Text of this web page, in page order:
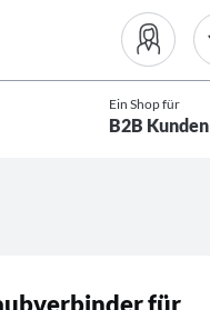
Ein Shop für
B2B Kunden
für